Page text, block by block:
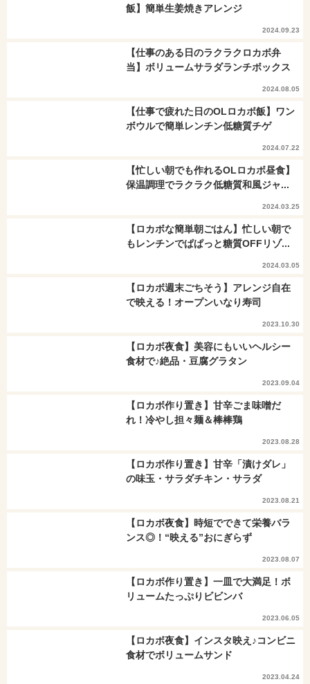
飯】簡単生姜焼きアレンジ
2024.09.23
【仕事のある日のラクラクロカボ弁
当】ボリュームサラダランチボックス
2024.08.05
【仕事で疲れた日のOLロカボ飯】ワン
ボウルで簡単レンチン低糖質チゲ
2024.07.22
【忙しい朝でも作れるOLロカボ昼食】
保温調理でラクラク低糖質和風ジャ...
2024.03.25
【ロカボな簡単朝ごはん】忙しい朝で
もレンチンでぱぱっと糖質OFFリゾ...
2024.03.05
【ロカボ週末ごちそう】アレンジ自在
で映える！オープンいなり寿司
2023.10.30
【ロカボ夜食】美容にもいいヘルシー
食材で♪絶品・豆腐グラタン
2023.09.04
【ロカボ作り置き】甘辛ごま味噌だ
れ！冷やし担々麺＆棒棒鶏
2023.08.28
【ロカボ作り置き】甘辛「漬けダレ」
の味玉・サラダチキン・サラダ
2023.08.21
【ロカボ夜食】時短でできて栄養バラ
ンス◎！“映える”おにぎらず
2023.08.07
【ロカボ作り置き】一皿で大満足！ボ
リュームたっぷりビビンバ
2023.06.05
【ロカボ夜食】インスタ映え♪コンビニ
食材でボリュームサンド
2023.04.24